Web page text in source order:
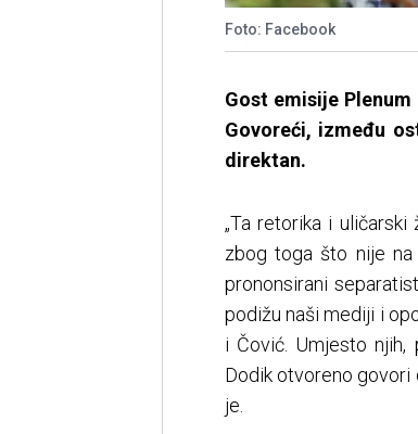
Foto: Facebook
Gost emisije
Govoreći, između
direktan.
„Ta retorika i
zbog toga što nije
prononsirani
podižu naši mediji i
i Čović. Umjesto
Dodik otvoreno govori
je.